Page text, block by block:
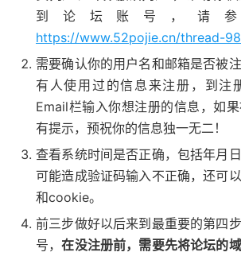
到论坛账号，请
https://www.52pojie.cn/thread-
需要确认你的用户名和邮箱是否被
有人使用过的信息来注册，到注
Email栏输入你想注册的信息，如
有提示，预祝你的信息独一无二！
查看系统时间是否正确，包括年月
可能造成验证码输入不正确，还可
和cookie。
前三步做好以后来到最重要的第四
号，在没注册前，需要先将论坛的